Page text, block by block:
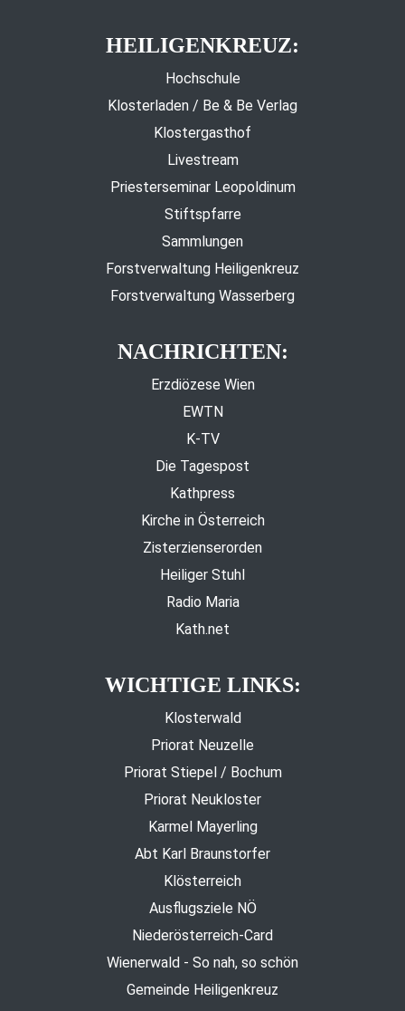
HEILIGENKREUZ:
Hochschule
Klosterladen / Be & Be Verlag
Klostergasthof
Livestream
Priesterseminar Leopoldinum
Stiftspfarre
Sammlungen
Forstverwaltung Heiligenkreuz
Forstverwaltung Wasserberg
NACHRICHTEN:
Erzdiözese Wien
EWTN
K-TV
Die Tagespost
Kathpress
Kirche in Österreich
Zisterzienserorden
Heiliger Stuhl
Radio Maria
Kath.net
WICHTIGE LINKS:
Klosterwald
Priorat Neuzelle
Priorat Stiepel / Bochum
Priorat Neukloster
Karmel Mayerling
Abt Karl Braunstorfer
Klösterreich
Ausflugsziele NÖ
Niederösterreich-Card
Wienerwald - So nah, so schön
Gemeinde Heiligenkreuz